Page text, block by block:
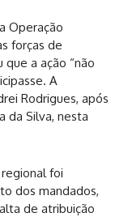
Operação
forças de
que a ação “não
A
Rodrigues, após
da Silva, nesta
foi
dos mandados,
de atribuição